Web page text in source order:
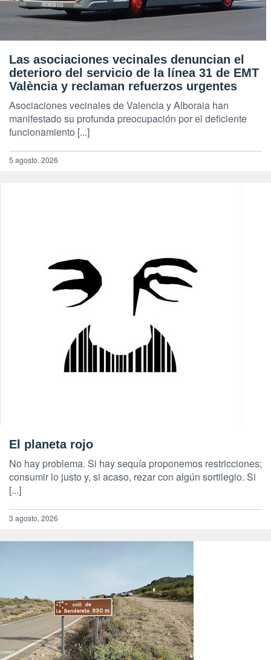
Las asociaciones vecinales denuncian el
deterioro del servicio de la línea 31 de EMT
València y reclaman refuerzos urgentes
Asociaciones vecinales de Valencia y Alboraia han
manifestado su profunda preocupación por el deficiente
funcionamiento [...]
5 agosto, 2026
El planeta rojo
No hay problema. Si hay sequía proponemos restricciones;
consumir lo justo y, si acaso, rezar con algún sortilegio. Si
[...]
3 agosto, 2026